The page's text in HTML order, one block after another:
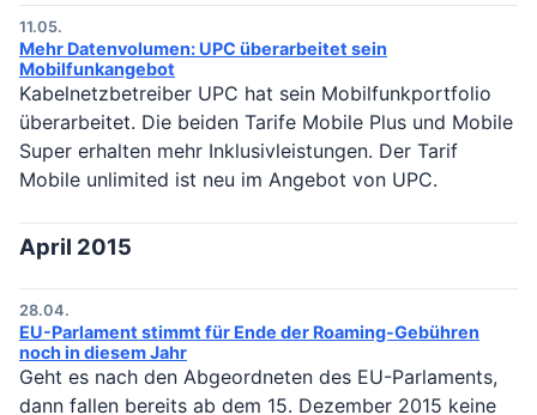
11.05.
Mehr Datenvolumen: UPC überarbeitet sein
Mobilfunkangebot
Kabelnetzbetreiber UPC hat sein Mobilfunkportfolio
überarbeitet. Die beiden Tarife Mobile Plus und Mobile
Super erhalten mehr Inklusivleistungen. Der Tarif
Mobile unlimited ist neu im Angebot von UPC.
April 2015
28.04.
EU-Parlament stimmt für Ende der Roaming-Gebühren
noch in diesem Jahr
Geht es nach den Abgeordneten des EU-Parlaments,
dann fallen bereits ab dem 15. Dezember 2015 keine